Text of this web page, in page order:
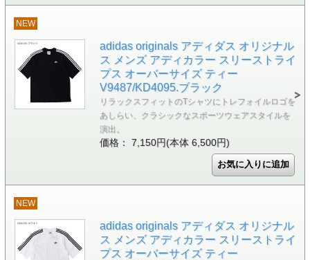
NEW
adidas originals アディダス オリジナル
ス メンズ アディカラー スリーストライ
プス オーバーサイズ ティー
V9487/KD4095.ブラック
リラックスフィットのTシャツにトレフォイルロゴを
あしらい、クラシックなスポーツウェアスタイルを
演出。
価格： 7,150円(本体 6,500円)
NEW
adidas originals アディダス オリジナル
ス メンズ アディカラー スリーストライ
プス オーバーサイズ ティー